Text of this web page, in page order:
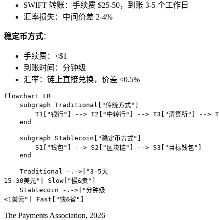
SWIFT 转账：手续费 $25-50，到账 3-5 个工作日
汇率损失：中间价差 2-4%
稳定币方式：
手续费：<$1
到账时间：分钟级
汇率：链上直接兑换，价差 <0.5%
flowchart LR
    subgraph Traditional["传统方式"]
T1["银行"] --> T2["中转行"] --> T3["清算所"] -->
    end
    subgraph Stablecoin["稳定币方式"]
        S1["钱包"] --> S2["区块链"] --> S3["目标钱包"]
    end
    Traditional -.->|"3-5天
15-30美元"| Slow["慢&贵"]
    Stablecoin -.->|"分钟级
<1美元"| Fast["快&省"]
The Payments Association, 2026